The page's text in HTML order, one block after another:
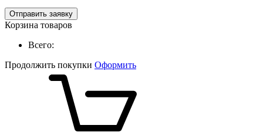
Отправить заявку
Корзина товаров
Всего:
Продолжить покупки Оформить